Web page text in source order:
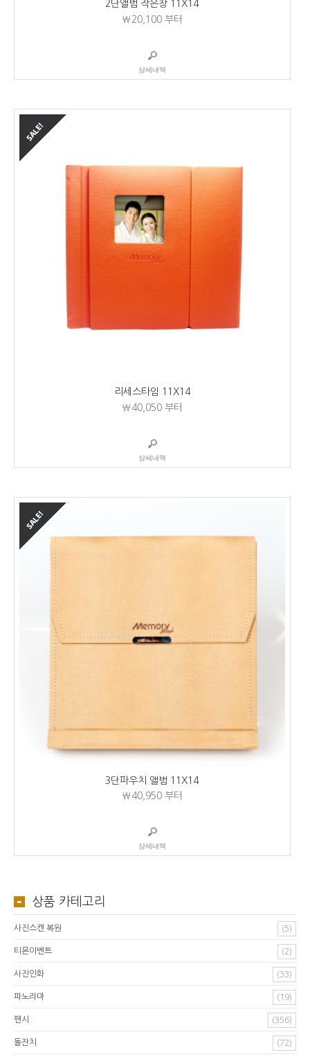
2단앨범 작은창 11X14
₩20,100부터
상세내역
리세스타임 11X14
₩40,050부터
상세내역
3단파우치 앨범 11X14
₩40,950부터
상세내역
상품 카테고리
사진스캔 복원 (5)
티몬이벤트 (2)
사진인화 (33)
파노라마 (19)
팬시 (356)
돌잔치 (72)